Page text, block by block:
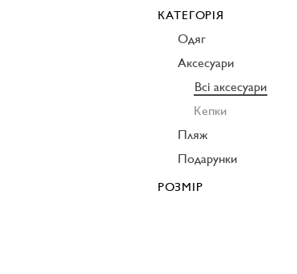
КАТЕГОРІЯ
Одяг
Аксесуари
Всі аксесуари
Кепки
Пляж
Подарунки
РОЗМІР